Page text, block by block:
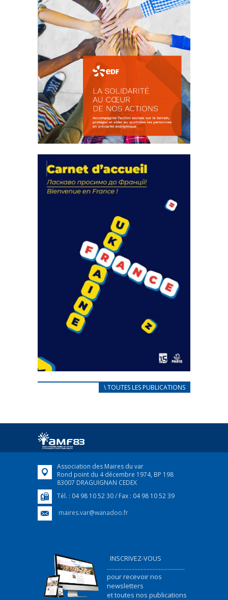
actions
18 septembre 2023
FEUILLETER
CARNET D’ACCUEIL
Afin d’accompagner au mieux les réfugiés
FEUILLETER
\ TOUTES LES PUBLICATIONS
Association des Maires du var
Rond point du 4 décembre 1974, BP 198
83007 DRAGUIGNAN CEDEX
Tél. : 04 98 10 52 30 / Fax : 04 98 10 52 39
maires.var@wanadoo.fr
INSCRIVEZ-VOUS
...................................................
pour recevoir nos
newsletters
et toutes nos publications